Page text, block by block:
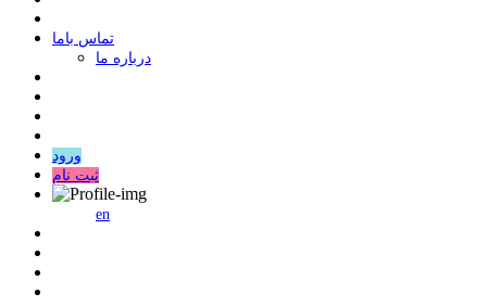
ﺗﻤﺎﺱ ﺑﺎﻣﺎ
درباره ما
ورود
ثبت نام
en